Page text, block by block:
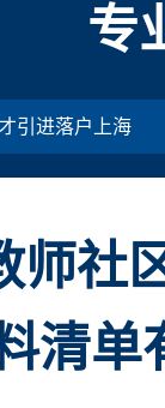
专
引进落户上海
师社
清单